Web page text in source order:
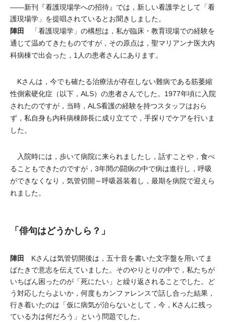
――新刊『看護現場学への招待』では，新しい看護学として「看
護現場学」を提唱されているとお聞きしました。
陣田 「看護現場学」の構想は，私が臨床・教育現場での経験を
通じて温めてきたものですが，その原点は，聖マリアンナ医大内
科病棟で出会った，1人の患者さんにあります。
Kさんは，今でも確たる治療法が存在しない難病である筋萎縮
性側索硬化症（以下，ALS）の患者さんでした。1977年頃に入院
されたのですが，当時，ALS看護の経験を持つスタッフはおら
ず，私自身も内科病棟師長に成り立てで，手探りでケアを行いま
した。
入院時には，歩いて病院に来られましたし，話すことや，食べ
ることもできたのですが，3年間の闘病の中で病は進行し，呼吸
ができなくなり，気管切開～呼吸器装着し，最期を病院で迎えら
れました。
「俳句はどうかしら？」
陣田 Kさんは気管切開後は，五十音を書いた文字盤を用いてま
ばたきで意志を伝えていました。そのやりとりの中で，私たちが
いちばん困ったのが「死にたい」と繰り返されることでした。ど
う対応したらよいか，何度もカンファレンスで話し合った結果，
行き着いたのは「仮に病気が治らないとして，今，Kさんに残っ
ている力は何だろう」という問題でした。